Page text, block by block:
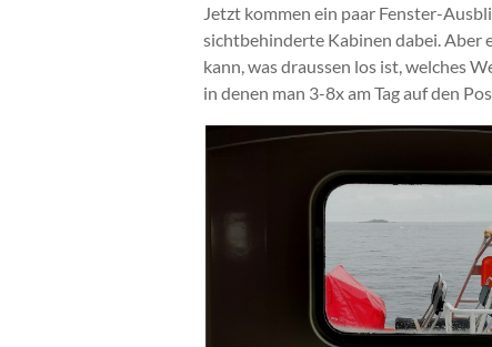
Jetzt kommen ein paar Fenster-
sichtbehinderte Kabinen dabei. Aber
kann, was draussen los ist, welches
in denen man 3-8x am Tag auf den